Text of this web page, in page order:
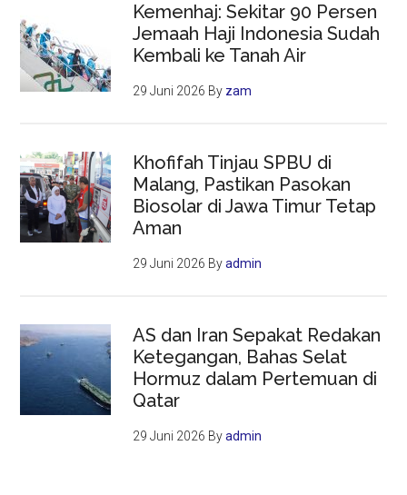
Kemenhaj: Sekitar 90 Persen
Jemaah Haji Indonesia Sudah
Kembali ke Tanah Air
29 Juni 2026 By zam
Khofifah Tinjau SPBU di
Malang, Pastikan Pasokan
Biosolar di Jawa Timur Tetap
Aman
29 Juni 2026 Byadmin
AS dan Iran Sepakat Redakan
Ketegangan, Bahas Selat
Hormuz dalam Pertemuan di
Qatar
29 Juni 2026 Byadmin